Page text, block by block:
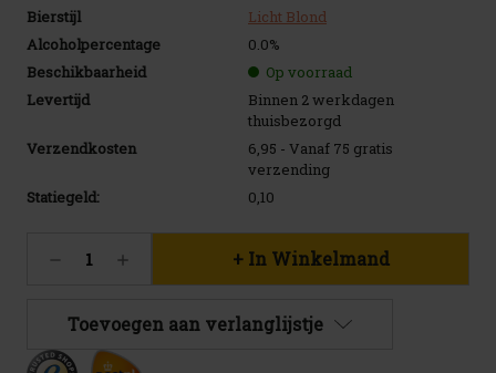
Bierstijl
Licht Blond
Alcoholpercentage
0.0%
Beschikbaarheid
Op voorraad
Levertijd
Binnen 2 werkdagen
thuisbezorgd
Verzendkosten
6,95 - Vanaf 75 gratis
verzending
Statiegeld:
0,10
voorraad:
Hoeveelheid
Trappe
Epos
0.0%
Hoeveelheid
Trappe
0.0%
Toevoegen aan verlanglijstje